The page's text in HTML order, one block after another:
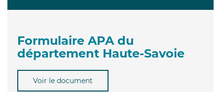
Formulaire APA du
département Haute-Savoie
Voir le document